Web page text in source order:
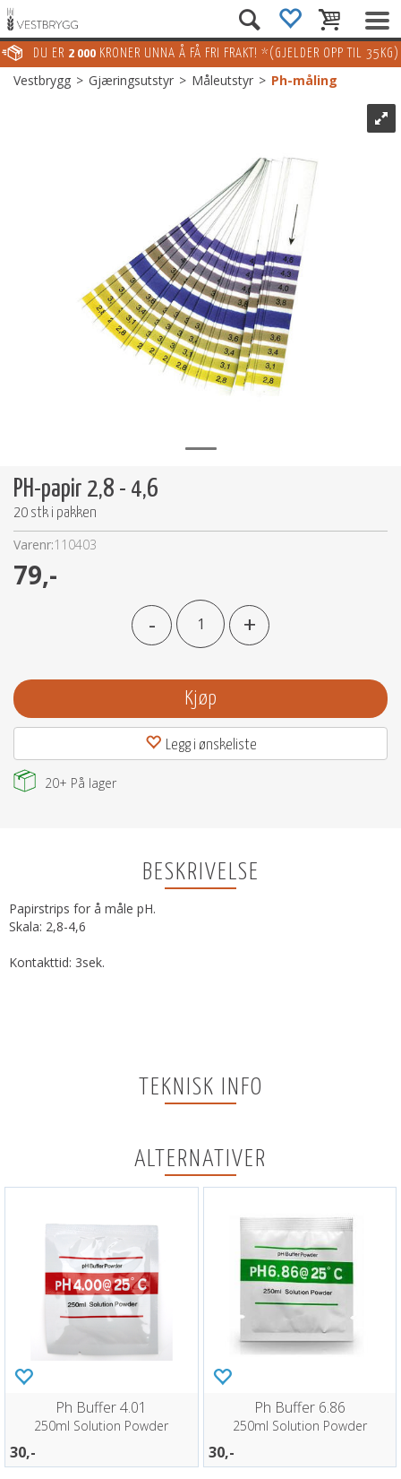
DU ER 2 000 KRONER UNNA Å FÅ FRI FRAKT! *(GJELDER OPP TIL 35KG)
Vestbrygg>Gjæringsutstyr>Måleutstyr>Ph-måling
PH-papir 2,8 - 4,6
20 stk i pakken
Varenr:110403
79,-
- +
Kjøp
Legg i ønskeliste
20+ På lager
BESKRIVELSE
Papirstrips for å måle pH.
Skala: 2,8-4,6
Kontakttid: 3sek.
TEKNISK INFO
ALTERNATIVER
Ph Buffer 4.01
250ml Solution Powder
30,-
Ph Buffer 6.86
250ml Solution Powder
30,-